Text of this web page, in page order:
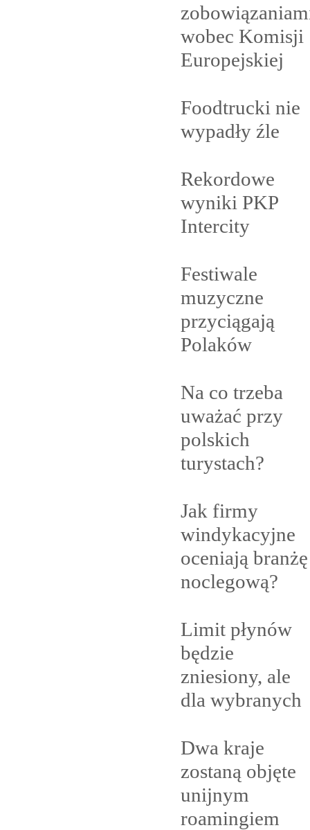
wobec Komisji
Europejskiej
Foodtrucki nie
wypadły źle
Rekordowe
wyniki PKP
Intercity
Festiwale
muzyczne
przyciągają
Polaków
Na co trzeba
uważać przy
polskich
turystach?
Jak firmy
windykacyjne
oceniają branżę
noclegową?
Limit płynów
będzie
zniesiony, ale
dla wybranych
Dwa kraje
zostaną objęte
unijnym
roamingiem